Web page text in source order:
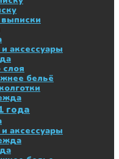
аксессуары
бельё
года
аксессуары